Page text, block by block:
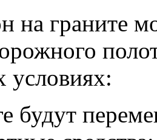
на граните
будут